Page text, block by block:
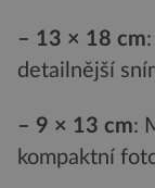
– 13 × 18 cm
detailnější
– 9 × 13 cm:
kompaktní